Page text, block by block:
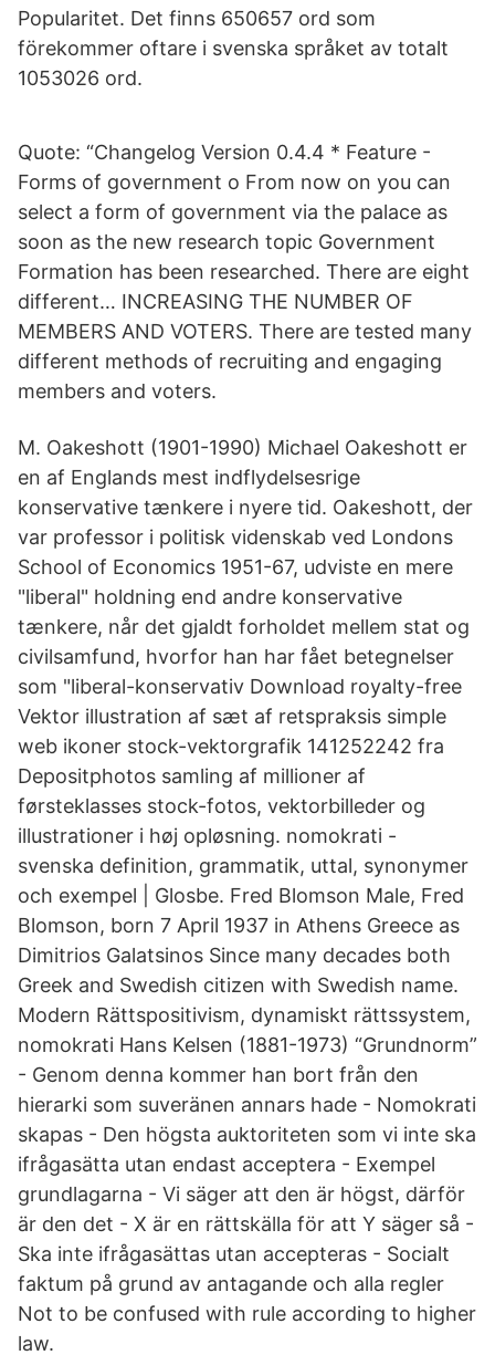
Popularitet. Det finns 650657 ord som
förekommer oftare i svenska språket av totalt
1053026 ord.
Quote: “Changelog Version 0.4.4 * Feature -
Forms of government o From now on you can
select a form of government via the palace as
soon as the new research topic Government
Formation has been researched. There are eight
different… INCREASING THE NUMBER OF
MEMBERS AND VOTERS. There are tested many
different methods of recruiting and engaging
members and voters.
M. Oakeshott (1901-1990) Michael Oakeshott er
en af Englands mest indflydelsesrige
konservative tænkere i nyere tid. Oakeshott, der
var professor i politisk videnskab ved Londons
School of Economics 1951-67, udviste en mere
"liberal" holdning end andre konservative
tænkere, når det gjaldt forholdet mellem stat og
civilsamfund, hvorfor han har fået betegnelser
som "liberal-konservativ Download royalty-free
Vektor illustration af sæt af retspraksis simple
web ikoner stock-vektorgrafik 141252242 fra
Depositphotos samling af millioner af
førsteklasses stock-fotos, vektorbilleder og
illustrationer i høj opløsning. nomokrati -
svenska definition, grammatik, uttal, synonymer
och exempel | Glosbe. Fred Blomson Male, Fred
Blomson, born 7 April 1937 in Athens Greece as
Dimitrios Galatsinos Since many decades both
Greek and Swedish citizen with Swedish name.
Modern Rättspositivism, dynamiskt rättssystem,
nomokrati Hans Kelsen (1881-1973) “Grundnorm”
- Genom denna kommer han bort från den
hierarki som suveränen annars hade - Nomokrati
skapas - Den högsta auktoriteten som vi inte ska
ifrågasätta utan endast acceptera - Exempel
grundlagarna - Vi säger att den är högst, därför
är den det - X är en rättskälla för att Y säger så -
Ska inte ifrågasättas utan accepteras - Socialt
faktum på grund av antagande och alla regler
Not to be confused with rule according to higher
law.